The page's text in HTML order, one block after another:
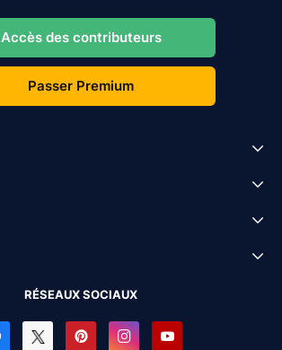
Accès des contributeurs
Passer Premium
RÉSEAUX SOCIAUX